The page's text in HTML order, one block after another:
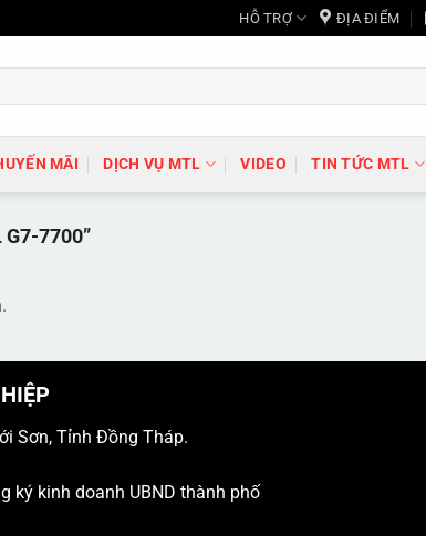
HỖ TRỢ ĐỊA ĐIỂM
MÃI DỊCH VỤ MTL VIDEO TIN TỨC MTL
G7-7700”
Sơn, Tỉnh Đồng Tháp.
ký kinh doanh UBND thành phố